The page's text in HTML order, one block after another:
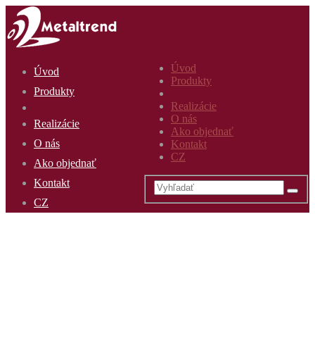
Úvod
Produkty
Realizácie
O nás
Ako objednať
Kontakt
CZ
Úvod
Produkty
Realizácie
O nás
Ako objednať
Kontakt
CZ